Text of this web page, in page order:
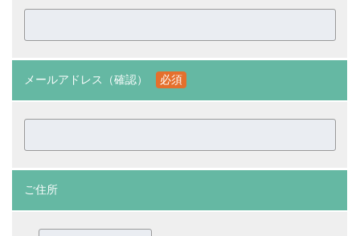
メールアドレス（確認） 必須
ご住所